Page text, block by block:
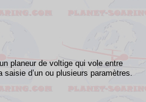
planeur de voltige qui vole entre
d’un ou plusieurs paramètres.